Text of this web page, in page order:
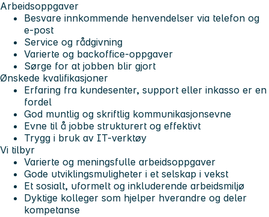
Arbeidsoppgaver
Besvare innkommende henvendelser via telefon og
e-post
Service og rådgivning
Varierte og backoffice-oppgaver
Sørge for at jobben blir gjort
Ønskede kvalifikasjoner
Erfaring fra kundesenter, support eller inkasso er en
fordel
God muntlig og skriftlig kommunikasjonsevne
Evne til å jobbe strukturert og effektivt
Trygg i bruk av IT-verktøy
Vi tilbyr
Varierte og meningsfulle arbeidsoppgaver
Gode utviklingsmuligheter i et selskap i vekst
Et sosialt, uformelt og inkluderende arbeidsmiljø
Dyktige kolleger som hjelper hverandre og deler
kompetanse